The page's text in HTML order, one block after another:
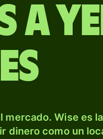
a
mercado. Wise es la
dinero como un